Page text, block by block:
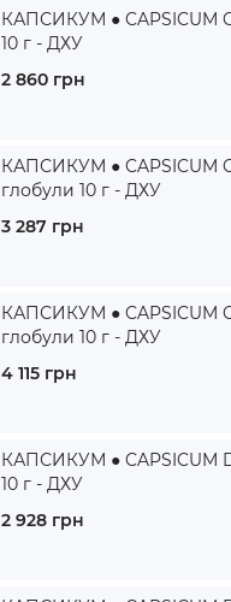
КАПСИКУМ ● CAPSICUM
10 г - ДХУ
2 860 грн
КАПСИКУМ ● CAPSICUM
глобули 10 г - ДХУ
3 287 грн
КАПСИКУМ ● CAPSICUM
глобули 10 г - ДХУ
4 115 грн
КАПСИКУМ ● CAPSICUM
10 г - ДХУ
2 928 грн